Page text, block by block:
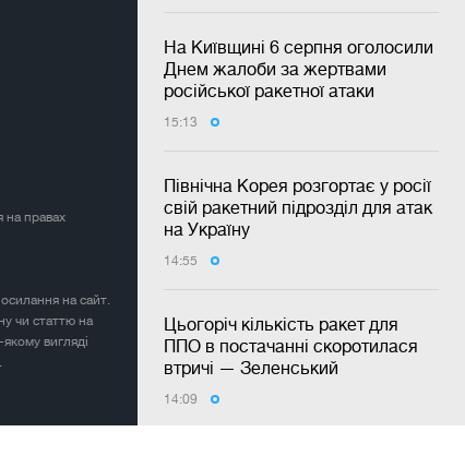
На Київщині 6 серпня оголосили
Днем жалоби за жертвами
російської ракетної атаки
15:13
Північна Корея розгортає у росії
свій ракетний підрозділ для атак
на Україну
14:55
Цьогоріч кількість ракет для
ППО в постачанні скоротилася
втричі — Зеленський
14:09
на правах
на сайт.
чи статтю на
вигляді